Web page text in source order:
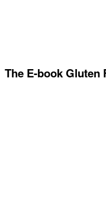
The E-book Gluten